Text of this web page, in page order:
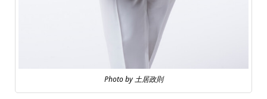
Photo by 土居政則